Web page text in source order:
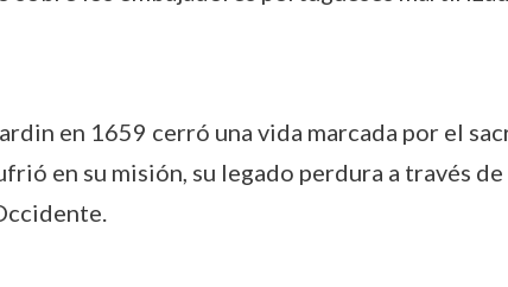
en 1659 cerró una vida marcada por el
en su misión, su legado perdura a través